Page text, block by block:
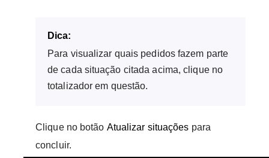
Dica:
Para visualizar quais pedidos fazem parte
de cada situação citada acima, clique no
totalizador em questão.
Clique no botão Atualizar situações para
concluir.